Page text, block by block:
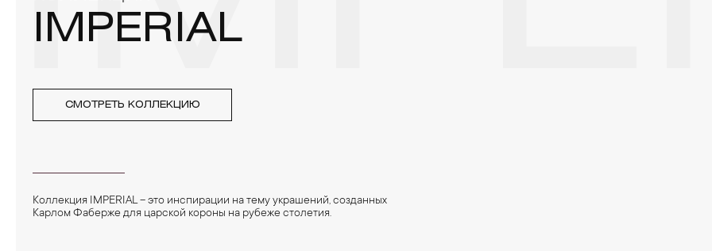
IMPERIAL
СМОТРЕТЬ КОЛЛЕКЦИЮ
Коллекция IMPERIAL – это инспирации на тему украшений, созданных
Карлом Фаберже для царской короны на рубеже столетия.